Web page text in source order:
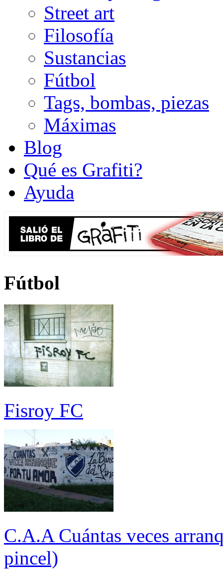
Street art
Filosofía
Sustancias
Fútbol
Tags, bombas, piezas
Máximas
Blog
Qué es Grafiti?
Ayuda
Fútbol
Fisroy FC
C.A.A Cuántas veces
pincel)